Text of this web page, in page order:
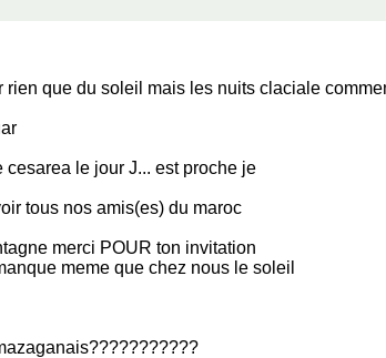
que du soleil mais les nuits claciale
le jour J... est proche je
tous nos amis(es) du maroc
merci POUR ton invitation
meme que chez nous le soleil